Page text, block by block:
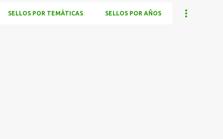
SELLOS POR TEMÁTICAS SELLOS POR AÑOS